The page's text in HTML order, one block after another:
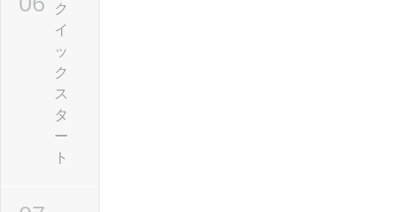
ク
イ
ッ
ク
ス
タ
ー
ト